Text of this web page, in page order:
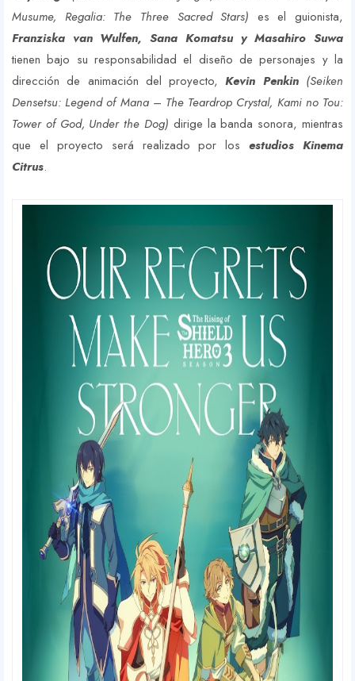
Musume, Regalia: The Three Sacred Stars) es el guionista,
Franziska van Wulfen, Sana Komatsu y Masahiro Suwa
tienen bajo su responsabilidad el diseño de personajes y la
dirección de animación del proyecto,Kevin Penkin(Seiken
Densetsu: Legend of Mana – The Teardrop Crystal, Kami no Tou:
Tower of God, Under the Dog) dirige la banda sonora, mientras
que el proyecto será realizado por losestudios Kinema
Citrus.